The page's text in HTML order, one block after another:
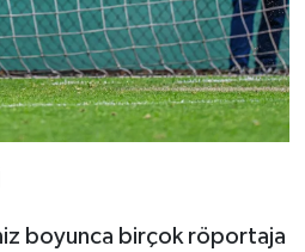
boyunca birçok röportaja